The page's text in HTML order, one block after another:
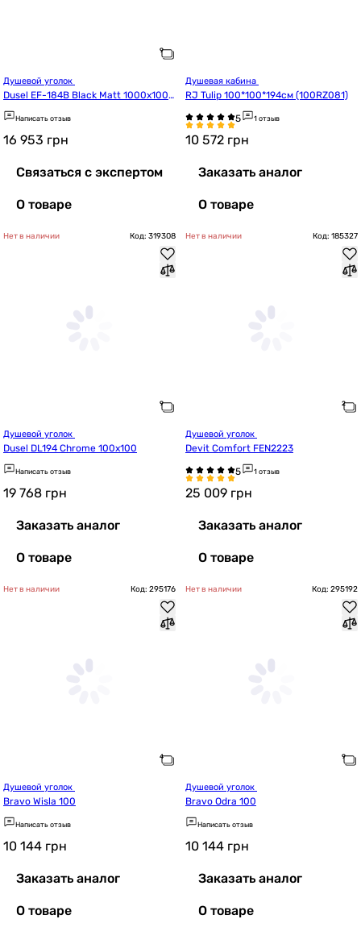
Dusel EF-184B Black Matt 1000x1000
x1900
Написать отзыв
16 953 грн
Связаться с экспертом
О товаре
RJ Tulip 100*100*194см (100RZ081)
1 отзыв
10 572 грн
Заказать аналог
О товаре
Нет в наличии Код: 319308
Dusel DL194 Chrome 100x100
Написать отзыв
19 768 грн
Заказать аналог
О товаре
Нет в наличии Код: 185327
Devit Comfort FEN2223
1 отзыв
25 009 грн
Заказать аналог
О товаре
Нет в наличии Код: 295176
Bravo Wisla 100
Написать отзыв
10 144 грн
Заказать аналог
О товаре
Нет в наличии Код: 295192
Bravo Odra 100
Написать отзыв
10 144 грн
Заказать аналог
О товаре